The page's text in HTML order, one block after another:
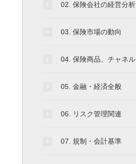
02. 保険会社の経営分析
03. 保険市場の動向
04. 保険商品、チャネル
05. 金融・経済全般
06. リスク管理関連
07. 規制・会計基準